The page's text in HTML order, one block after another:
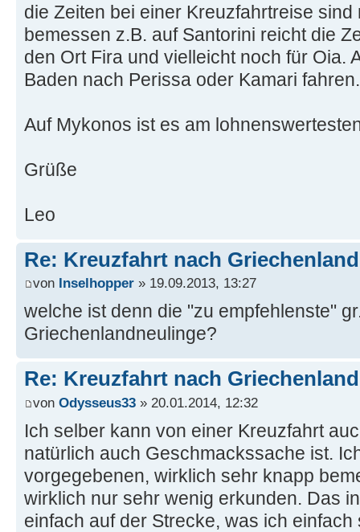
die Zeiten bei einer Kreuzfahrtreise
bemessen z.B. auf Santorini reicht die
den Ort Fira und vielleicht noch für Oia.
Baden nach Perissa oder Kamari fahren.
Auf Mykonos ist es am
Grüße
Leo
Re: Kreuzfahrt nach Griechenland
von Inselhopper » 19.09.2013, 13:27
welche ist denn die "zu empfehlenste"
Griechenlandneulinge?
Re: Kreuzfahrt nach Griechenland
von Odysseus33 » 20.01.2014, 12:32
Ich selber kann von einer Kreuzfahrt
natürlich auch Geschmackssache ist.
vorgegebenen, wirklich sehr knapp
wirklich nur sehr wenig erkunden. Das
einfach auf der Strecke, was ich einfach